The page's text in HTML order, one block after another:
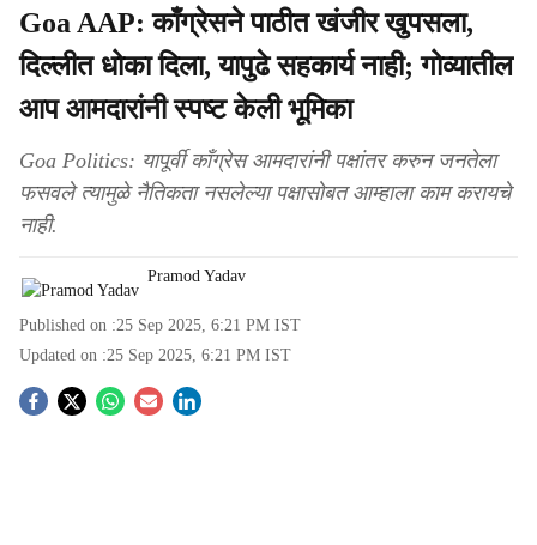
Goa AAP: काँग्रेसने पाठीत खंजीर खुपसला,
दिल्लीत धोका दिला, यापुढे सहकार्य नाही; गोव्यातील
आप आमदारांनी स्पष्ट केली भूमिका
Goa Politics: यापूर्वी काँग्रेस आमदारांनी पक्षांतर करुन जनतेला
फसवले त्यामुळे नैतिकता नसलेल्या पक्षासोबत आम्हाला काम करायचे
नाही.
Pramod Yadav
Published on :25 Sep 2025, 6:21 PM IST
Updated on :25 Sep 2025, 6:21 PM IST
S